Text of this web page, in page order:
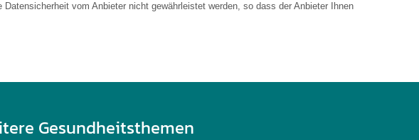
vom Anbieter nicht gewährleistet werden, so dass der Anbieter Ihnen
Gesundheitsthemen